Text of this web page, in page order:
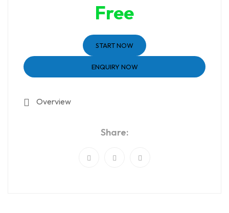
Free
START NOW
ENQUIRY NOW
Overview
Share: